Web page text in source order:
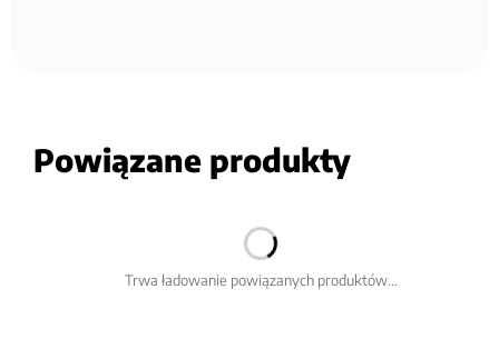
Powiązane produkty
Trwa ładowanie powiązanych produktów...